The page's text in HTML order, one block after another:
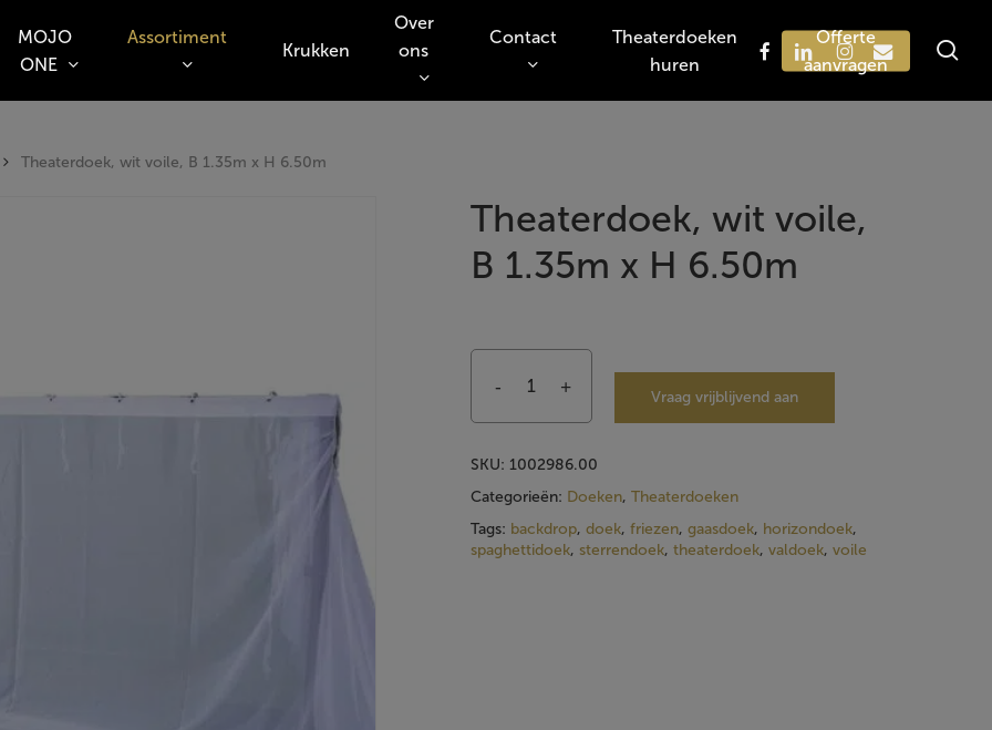
MOJO
ONE
Assortiment
Krukken
Over
ons
Contact
Theaterdoeken
huren
Offerte
aanvragen
facebooklinkedininstagram
email
Theaterdoek, wit voile, B 1.35m x H 6.50m
Theaterdoek, wit voile,
B 1.35m x H 6.50m
Vraag vrijblijvend aan
SKU: 1002986.00
Categorieën: Doeken,Theaterdoeken
Tags: backdrop,doek,friezen,gaasdoek, horizondoek,
spaghettidoek, sterrendoek,theaterdoek,valdoek,voile